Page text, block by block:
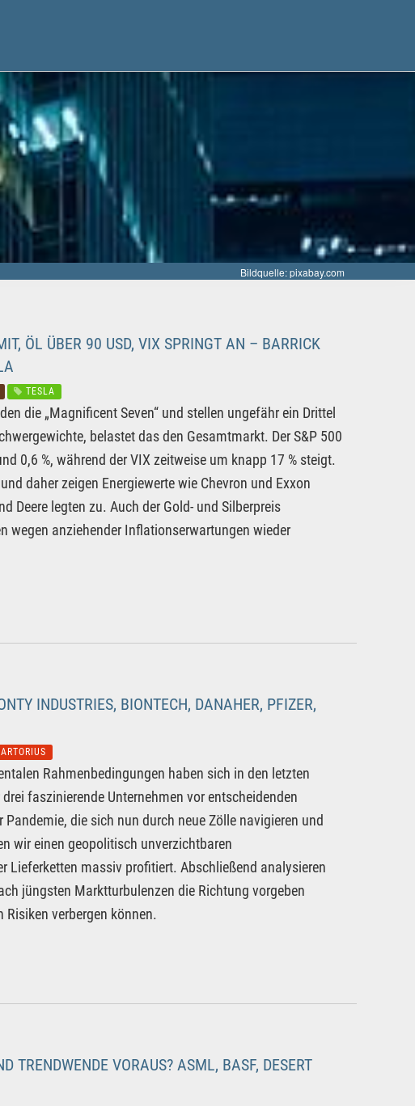
Bildquelle: pixabay.com
ÖL ÜBER 90 USD, VIX SPRINGT AN – BARRICK M
TESLA
die „Magnificent Seven“ und stellen ungefähr ein Drittel
belastet das den Gesamtmarkt. Der S&P 500
0,6 %, während der VIX zeitweise um knapp 17 % steigt.
daher zeigen Energiewerte wie Chevron und Exxon
Deere legten zu. Auch der Gold- und Silberpreis
wegen anziehender Inflationserwartungen wieder
INDUSTRIES, BIONTECH, DANAHER, PFIZER,
Rahmenbedingungen haben sich in den letzten
faszinierende Unternehmen vor entscheidenden
die sich nun durch neue Zölle navigieren und
wir einen geopolitisch unverzichtbaren
Lieferketten massiv profitiert. Abschließend analysieren
jüngsten Marktturbulenzen die Richtung vorgeben
verbergen können.
TRENDWENDE VORAUS? ASML, BASF, DESERT